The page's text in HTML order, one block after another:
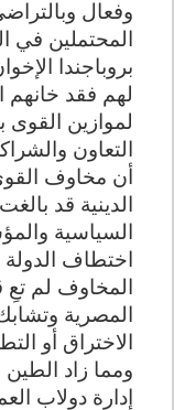
وفعال
المحتملين في
بروباجندا
لهم فقد خانهم
لموازين القوى
التعاون
أن مخاوف القوى
الدينية قد
السياسية
اختطاف الدولة
المخاوف لم
المصرية
الاختراق أو
ومما زاد
إدارة دولاب